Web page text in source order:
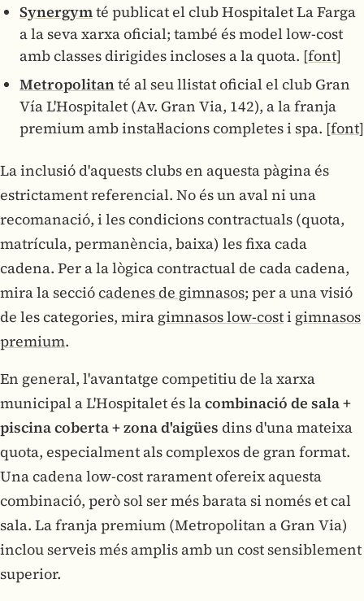
Synergymté publicat el club Hospitalet La Farga
a la seva xarxa oficial; també és model low-cost
amb classes dirigides incloses a la quota. [font]
Metropolitanté al seu llistat oficial el club Gran
Vía L'Hospitalet (Av. Gran Via, 142), a la franja
premium amb instal·lacions completes i spa. [font]
La inclusió d'aquests clubs en aquesta pàgina és
estrictament referencial. No és un aval ni una
recomanació, i les condicions contractuals (quota,
matrícula, permanència, baixa) les fixa cada
cadena. Per a la lògica contractual de cada cadena,
mira la secciócadenes de gimnasos; per a una visió
de les categories, mira gimnasos low-costi gimnasos
premium.
En general, l'avantatge competitiu de la xarxa
municipal a L'Hospitalet és lacombinació de sala +
piscina coberta + zona d'aigües dins d'una mateixa
quota, especialment als complexos de gran format.
Una cadena low-cost rarament ofereix aquesta
combinació, però sol ser més barata si només et cal
sala. La franja premium (Metropolitan a Gran Via)
inclou serveis més amplis amb un cost sensiblement
superior.